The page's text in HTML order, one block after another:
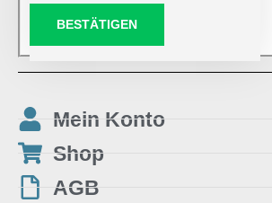
BESTÄTIGEN
Mein Konto
Shop
AGB